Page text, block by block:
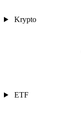
Krypto
ETF